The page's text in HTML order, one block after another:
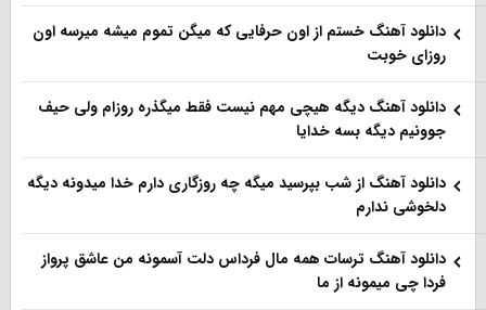
دانلود آهنگ خستم از اون حرفایی که میگن تموم میشه میرسه اون
روزای خوبت
دانلود آهنگ دیگه هیچی مهم نیست فقط میگذره روزام ولی حیف
جوونیم دیگه بسه خدایا
دانلود آهنگ از شب بپرسید میگه چه روزگاری دارم خدا میدونه دیگه
دلخوشی ندارم
دانلود آهنگ ترسات همه مال فرداس دلت آسمونه من عاشق پرواز
فردا چی میمونه از ما